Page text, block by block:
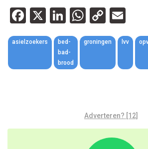
Facebook
X LinkedIn
Copy
Link
asielzoekers
bed-
bad-
brood
groningen lvv
Adverteren? [12]